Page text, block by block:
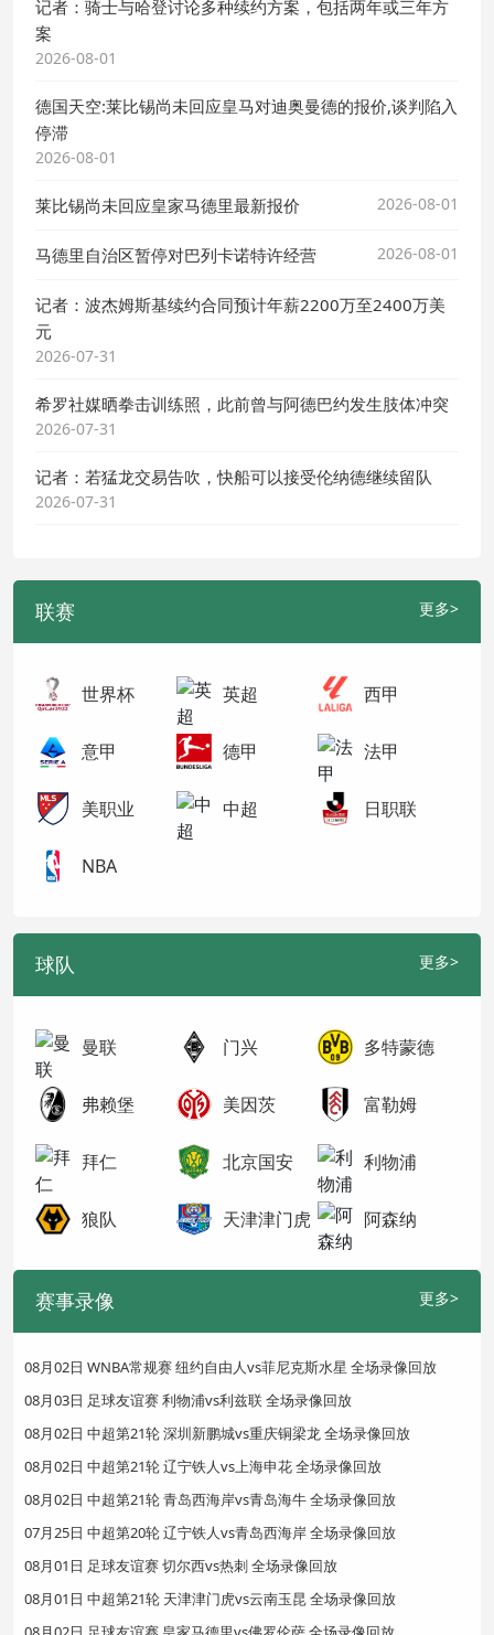
记者：骑士与哈登讨论多种续约方案，包括两年或三年方
案
2026-08-01
德国天空:莱比锡尚未回应皇马对迪奥曼德的报价,谈判陷入
停滞
2026-08-01
莱比锡尚未回应皇家马德里最新报价 2026-08-01
马德里自治区暂停对巴列卡诺特许经营 2026-08-01
记者：波杰姆斯基续约合同预计年薪2200万至2400万美
元
2026-07-31
希罗社媒晒拳击训练照，此前曾与阿德巴约发生肢体冲突
2026-07-31
记者：若猛龙交易告吹，快船可以接受伦纳德继续留队
2026-07-31
联赛 更多>
世界杯 英超 西甲
意甲 德甲 法甲
美职业 中超 日职联
NBA
球队 更多>
曼联 门兴 多特蒙德
弗赖堡 美因茨 富勒姆
拜仁 北京国安 利物浦
狼队 天津津门虎 阿森纳
赛事录像 更多>
08月02日 WNBA常规赛 纽约自由人vs菲尼克斯水星 全场录像回放
08月03日 足球友谊赛 利物浦vs利兹联 全场录像回放
08月02日 中超第21轮 深圳新鹏城vs重庆铜梁龙 全场录像回放
08月02日 中超第21轮 辽宁铁人vs上海申花 全场录像回放
08月02日 中超第21轮 青岛西海岸vs青岛海牛 全场录像回放
07月25日 中超第20轮 辽宁铁人vs青岛西海岸 全场录像回放
08月01日 足球友谊赛 切尔西vs热刺 全场录像回放
08月01日 中超第21轮 天津津门虎vs云南玉昆 全场录像回放